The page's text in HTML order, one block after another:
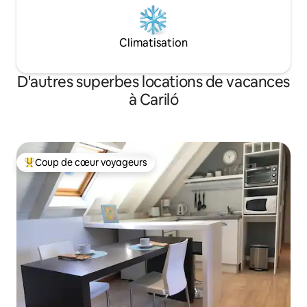
Climatisation
D'autres superbes locations de vacances
à Cariló
Coup de cœur voyageurs parmi les plus aimés
Coup de cœur voyageurs